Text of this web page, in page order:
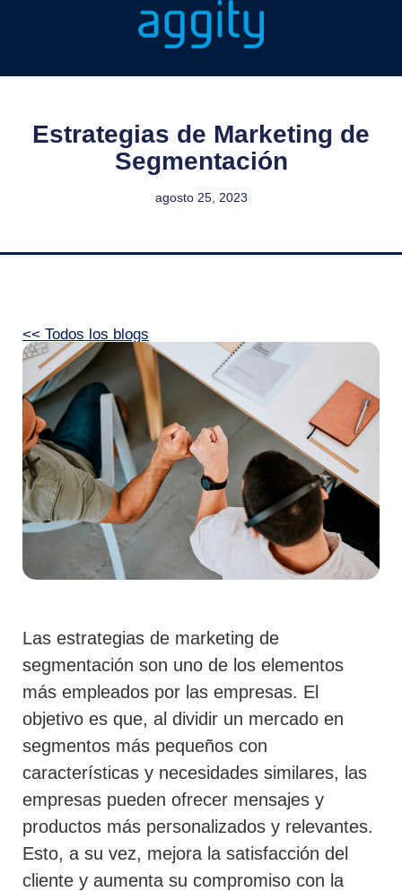
Estrategias de Marketing de
Segmentación
agosto 25, 2023
<< Todos los blogs
Las estrategias de marketing de
segmentación son uno de los elementos
más empleados por las empresas. El
objetivo es que, al dividir un mercado en
segmentos más pequeños con
características y necesidades similares, las
empresas pueden ofrecer mensajes y
productos más personalizados y relevantes.
Esto, a su vez, mejora la satisfacción del
cliente y aumenta su compromiso con la